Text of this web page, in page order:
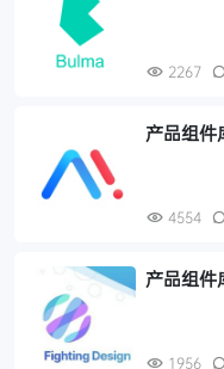
2267
产品组
4554
产品组
1956